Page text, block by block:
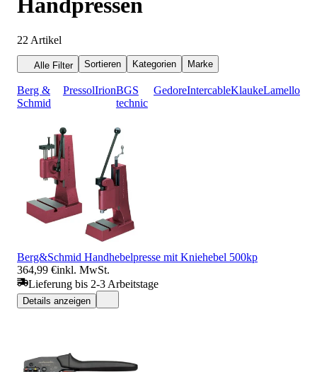
Handpressen
22 Artikel
Alle Filter Sortieren Kategorien Marke
Berg &
Schmid
PressolIrionBGS
technic
GedoreIntercableKlaukeLamello
Berg&Schmid Handhebelpresse mit Kniehebel 500kp
364,99 €inkl. MwSt.
Lieferung bis 2-3 Arbeitstage
Details anzeigen